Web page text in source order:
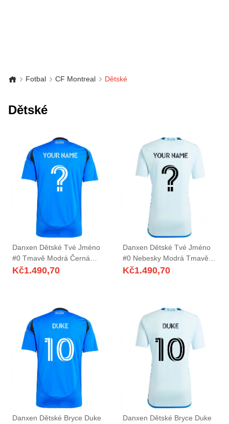
Fotbal CF Montreal Dětské
Dětské
Danxen Dětské Tvé Jméno
#0 Tmavě Modrá Černá
Domů Hráčské Dresy
Kč1.490,70
Danxen Dětské Tvé Jméno
#0 Nebesky Modrá Tmavě
Modrá Daleko Hráčské
Kč1.490,70
Danxen Dětské Bryce Duke
Danxen Dětské Bryce Duke